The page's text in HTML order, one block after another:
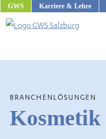
Zum
Inhalt
springen
GWS Karriere & Lehre
BRANCHENLÖSUNGEN
Kosmetik